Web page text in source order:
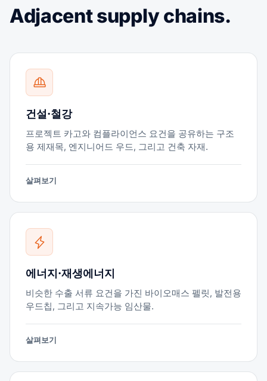
Adjacent supply chains.
건설·철강
프로젝트 카고와 컴플라이언스 요건을 공유하는 구조
용 제재목, 엔지니어드 우드, 그리고 건축 자재.
살펴보기
에너지·재생에너지
비슷한 수출 서류 요건을 가진 바이오매스 펠릿, 발전용
우드칩, 그리고 지속가능 임산물.
살펴보기